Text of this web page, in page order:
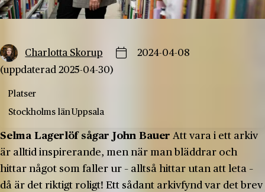
Charlotta Skorup
2024-04-08
(uppdaterad 2025-04-30)
Platser
Stockholms län Uppsala
Selma Lagerlöf sågar John Bauer Att vara i ett arkiv
är alltid inspirerande, men när man bläddrar och
hittar något som faller ur – alltså hittar utan att leta –
då är det riktigt roligt! Ett sådant arkivfynd var det brev